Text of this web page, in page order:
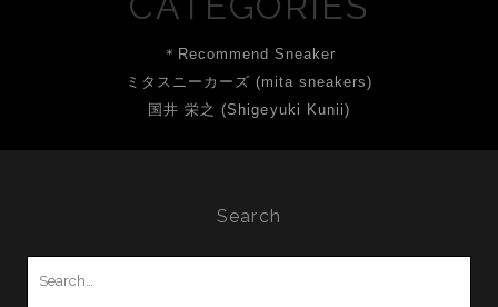
＊Recommend Sneaker
ミタスニーカーズ (mita sneakers)
国井 栄之 (Shigeyuki Kunii)
Search